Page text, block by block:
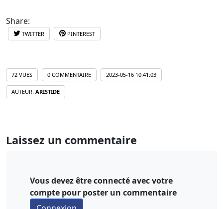
Share:
TWITTER PINTEREST
72 VUES 0 COMMENTAIRE 2023-05-16 10:41:03
AUTEUR: ARISTIDE
Laissez un commentaire
Vous devez être connecté avec votre
compte pour poster un commentaire